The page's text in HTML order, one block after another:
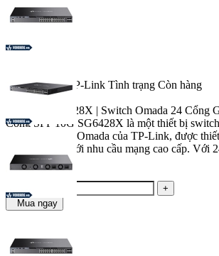
Thương hiệu TP-Link Tình trạng Còn hàng
Liên hệ
TP-Link SG6428X | Switch Omada 24 Cổng
Cổng SFP 10G SG6428X là một thiết bị
dòng sản phẩm Omada của TP-Link, được
doanh nghiệp với nhu cầu mạng cao cấp. Với
và...
Số lượng:
+
Mua ngay